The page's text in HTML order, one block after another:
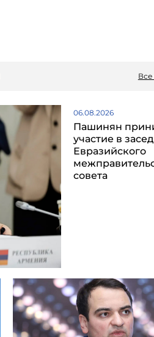
Все
06.08.2026
Пашинян
участие в
Евразийского
совета